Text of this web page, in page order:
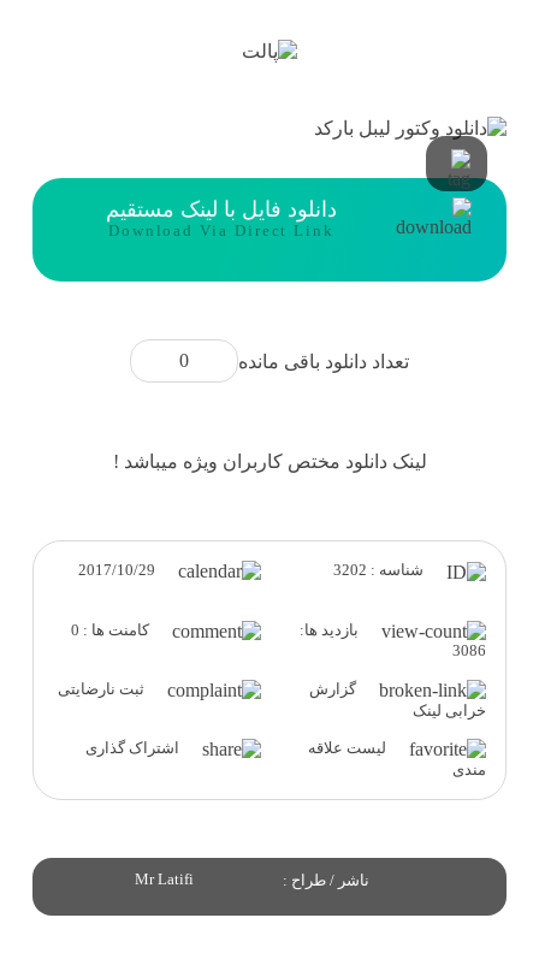
دانلود فایل با لینک مستقیم
Download Via Direct Link
تعداد دانلود باقی مانده 0
لینک دانلود مختص کاربران ویژه میباشد !
شناسه : 3202
بازدید ها:
3086
کامنت ها : 0
گزارش
خرابی لینک
ثبت نارضایتی
لیست علاقه
مندی
اشتراک گذاری
ناشر / طراح : Mr Latifi